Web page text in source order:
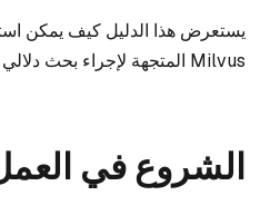
يستعرض هذا الدليل كيف يمكن
Milvus المتجهة لإجراء بحث دلالي على النص.
الشروع في